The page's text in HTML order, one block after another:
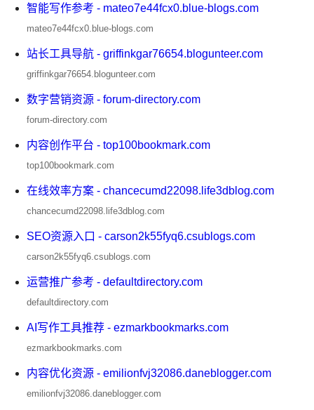
智能写作参考 - mateo7e44fcx0.blue-blogs.com
mateo7e44fcx0.blue-blogs.com
站长工具导航 - griffinkgar76654.blogunteer.com
griffinkgar76654.blogunteer.com
数字营销资源 - forum-directory.com
forum-directory.com
内容创作平台 - top100bookmark.com
top100bookmark.com
在线效率方案 - chancecumd22098.life3dblog.com
chancecumd22098.life3dblog.com
SEO资源入口 - carson2k55fyq6.csublogs.com
carson2k55fyq6.csublogs.com
运营推广参考 - defaultdirectory.com
defaultdirectory.com
AI写作工具推荐 - ezmarkbookmarks.com
ezmarkbookmarks.com
内容优化资源 - emilionfvj32086.daneblogger.com
emilionfvj32086.daneblogger.com